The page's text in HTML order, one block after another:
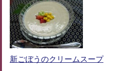
新ごぼうのクリームスープ